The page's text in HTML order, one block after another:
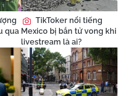
qua
TikToker nổi tiếng
Mexico bị bắn tử vong khi
livestream là ai?